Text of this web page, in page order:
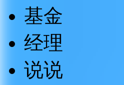
基金
经理
说说